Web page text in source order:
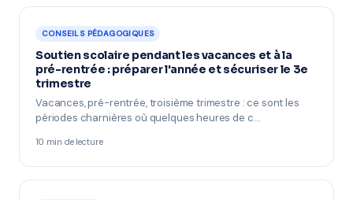
CONSEILS PÉDAGOGIQUES
Soutien scolaire pendant les vacances et à la
pré-rentrée : préparer l'année et sécuriser le 3e
trimestre
Vacances, pré-rentrée, troisième trimestre : ce sont les
périodes charnières où quelques heures de c…
10 min de lecture